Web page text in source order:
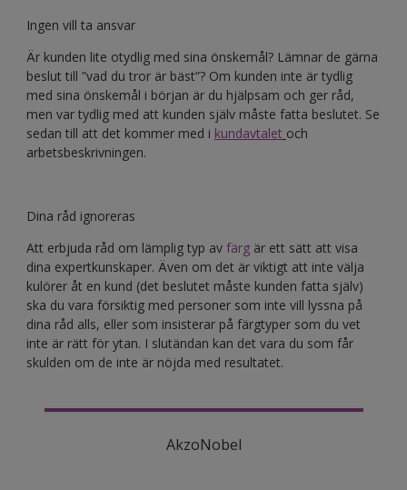
Ingen vill ta ansvar
Är kunden lite otydlig med sina önskemål? Lämnar de gärna
beslut till ”vad du tror är bäst”? Om kunden inte är tydlig
med sina önskemål i början är du hjälpsam och ger råd,
men var tydlig med att kunden själv måste fatta beslutet. Se
sedan till att det kommer med i kundavtalet och
arbetsbeskrivningen.
Dina råd ignoreras
Att erbjuda råd om lämplig typ av färg är ett sätt att visa
dina expertkunskaper. Även om det är viktigt att inte välja
kulörer åt en kund (det beslutet måste kunden fatta själv)
ska du vara försiktig med personer som inte vill lyssna på
dina råd alls, eller som insisterar på färgtyper som du vet
inte är rätt för ytan. I slutändan kan det vara du som får
skulden om de inte är nöjda med resultatet.
AkzoNobel